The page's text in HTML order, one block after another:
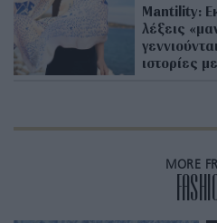
Mantility:
λέξεις
ιστορίες
MORE